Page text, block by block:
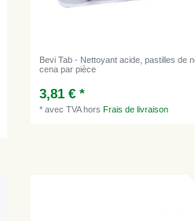
Bevi Tab - Nettoyant acide, pastilles de
сena par pièce
3,81 € *
*avec TVAhors Frais de livraison